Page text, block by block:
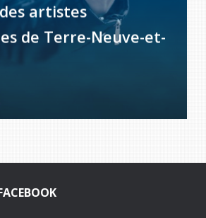
artistes
de Terre-Neuve-et-